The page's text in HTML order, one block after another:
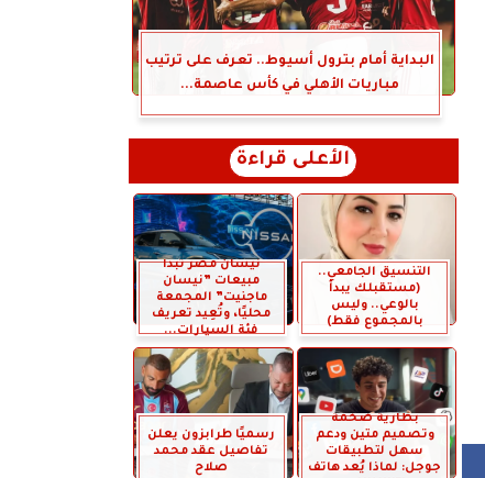
البداية أمام بترول أسيوط.. تعرف على ترتيب
مباريات الأهلي في كأس عاصمة...
الأعلى قراءة
التنسيق الجامعي..
(مستقبلك يبدأ
بالوعي.. وليس
بالمجموع فقط)
نيسان مصر تبدأ
مبيعات ”نيسان
ماجنيت” المجمعة
محليًا، وتُعِيد تعريف
فئة السيارات...
بطارية ضخمة
وتصميم متين ودعم
سهل لتطبيقات
جوجل: لماذا يُعد هاتف
رسميًا طرابزون يعلن
تفاصيل عقد محمد
صلاح